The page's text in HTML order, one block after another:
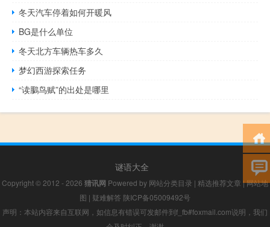
冬天汽车停着如何开暖风
BG是什么单位
冬天北方车辆热车多久
梦幻西游探索任务
“读鵩鸟赋”的出处是哪里
谜语大全
Copyright © 2012 - 2026 猜讯网 Powered by 网站分类目录 | 精选推荐文章 |网站地
图 | 疑难解答 陕ICP备05009492号
声明：本站内容来自互联网，如信息有错误可发邮件到f_fb#foxmail.com说明，我们